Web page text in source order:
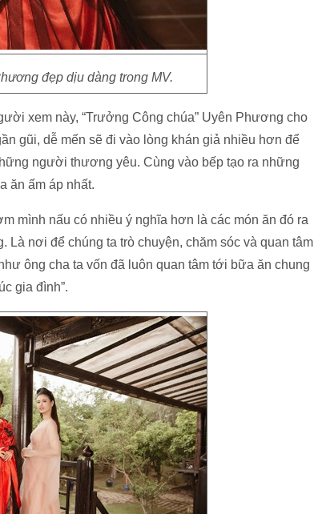
đẹp dịu dàng trong MV.
xem này, “Trưởng Công chúa” Uyên Phương cho
gũi, dễ mến sẽ đi vào lòng khán giả nhiều hơn để
người thương yêu. Cùng vào bếp tạo ra những
ăn ấm áp nhất.
mình nấu có nhiều ý nghĩa hơn là các món ăn đó ra
Là nơi để chúng ta trò chuyện, chăm sóc và quan tâm
ông cha ta vốn đã luôn quan tâm tới bữa ăn chung
gia đình”.